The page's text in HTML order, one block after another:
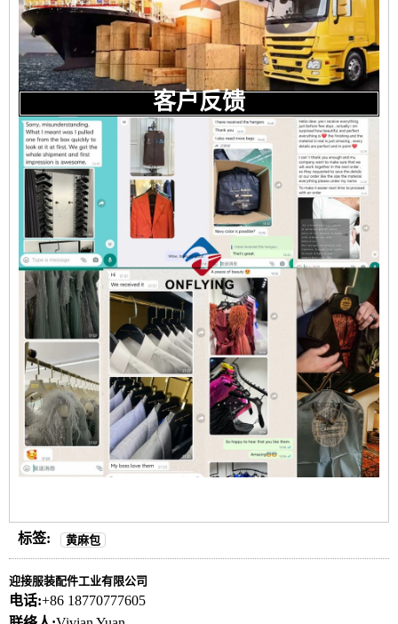
客户反馈
标签: 黄麻包
迎接服装配件工业有限公司
电话:+86 18770777605